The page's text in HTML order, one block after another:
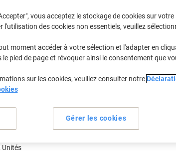
jet d'encre Viking
Unités
Marque
Cadeau
Cartouche jet d'encre
vous acceptez le stockage de cookies sur
l'utilisation des cookies non essentiels, veuillez
moment accéder à votre sélection et l'adapter en
le pied de page et révoquer ainsi le consentement que
sur les cookies, veuillez consulter notre
Gérer les cookies